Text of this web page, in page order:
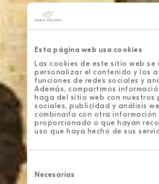
Esta página web usa cookies
Las cookies de este sitio web se
personalizar el contenido y los
funciones de redes sociales y
Además, compartimos
haga del sitio web con nuestros
sociales, publicidad y análisis
combinarla con otra información
proporcionado o que hayan
uso que haya hecho de sus
Selección
de
consentimiento
Necesarias